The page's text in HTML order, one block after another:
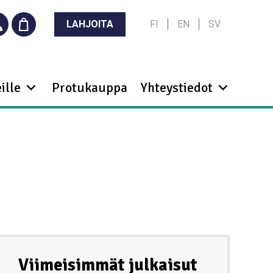
LAHJOITA FI EN SV
Protukauppa Yhteystiedot
Viimeisimmät julkaisut